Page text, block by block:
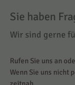
Sie haben
Wir sind gerne
Rufen Sie uns an
Wenn Sie uns nicht